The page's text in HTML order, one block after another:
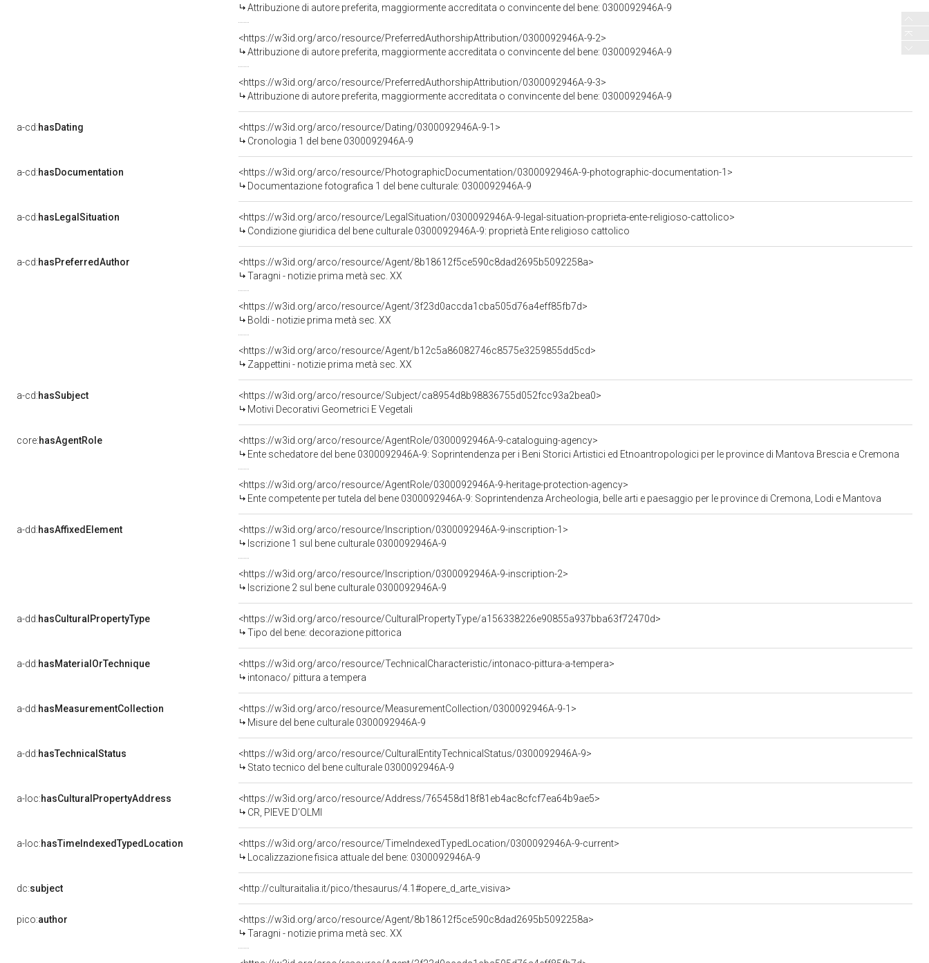
Attribuzione di autore preferita, maggiormente accreditata o convincente del bene: 0300092946A-9
<https://w3id.org/arco/resource/PreferredAuthorshipAttribution/0300092946A-9-2>
Attribuzione di autore preferita, maggiormente accreditata o convincente del bene: 0300092946A-9
<https://w3id.org/arco/resource/PreferredAuthorshipAttribution/0300092946A-9-3>
Attribuzione di autore preferita, maggiormente accreditata o convincente del bene: 0300092946A-9
a-cd:hasDating
<https://w3id.org/arco/resource/Dating/0300092946A-9-1>
Cronologia 1 del bene 0300092946A-9
a-cd:hasDocumentation
<https://w3id.org/arco/resource/PhotographicDocumentation/0300092946A-9-photographic-documentation-1>
Documentazione fotografica 1 del bene culturale: 0300092946A-9
a-cd:hasLegalSituation
<https://w3id.org/arco/resource/LegalSituation/0300092946A-9-legal-situation-proprieta-ente-religioso-cattolico>
Condizione giuridica del bene culturale 0300092946A-9: proprietà Ente religioso cattolico
a-cd:hasPreferredAuthor
<https://w3id.org/arco/resource/Agent/8b18612f5ce590c8dad2695b5092258a>
Taragni - notizie prima metà sec. XX
<https://w3id.org/arco/resource/Agent/3f23d0accda1cba505d76a4eff85fb7d>
Boldi - notizie prima metà sec. XX
<https://w3id.org/arco/resource/Agent/b12c5a86082746c8575e3259855dd5cd>
Zappettini - notizie prima metà sec. XX
a-cd:hasSubject
<https://w3id.org/arco/resource/Subject/ca8954d8b98836755d052fcc93a2bea0>
Motivi Decorativi Geometrici E Vegetali
core:hasAgentRole
<https://w3id.org/arco/resource/AgentRole/0300092946A-9-cataloguing-agency>
Ente schedatore del bene 0300092946A-9: Soprintendenza per i Beni Storici Artistici ed Etnoantropologici per le province di Mantova Brescia e Cremona
<https://w3id.org/arco/resource/AgentRole/0300092946A-9-heritage-protection-agency>
Ente competente per tutela del bene 0300092946A-9: Soprintendenza Archeologia, belle arti e paesaggio per le province di Cremona, Lodi e Mantova
a-dd:hasAffixedElement
<https://w3id.org/arco/resource/Inscription/0300092946A-9-inscription-1>
Iscrizione 1 sul bene culturale 0300092946A-9
<https://w3id.org/arco/resource/Inscription/0300092946A-9-inscription-2>
Iscrizione 2 sul bene culturale 0300092946A-9
a-dd:hasCulturalPropertyType
<https://w3id.org/arco/resource/CulturalPropertyType/a156338226e90855a937bba63f72470d>
Tipo del bene: decorazione pittorica
a-dd:hasMaterialOrTechnique
<https://w3id.org/arco/resource/TechnicalCharacteristic/intonaco-pittura-a-tempera>
intonaco/ pittura a tempera
a-dd:hasMeasurementCollection
<https://w3id.org/arco/resource/MeasurementCollection/0300092946A-9-1>
Misure del bene culturale 0300092946A-9
a-dd:hasTechnicalStatus
<https://w3id.org/arco/resource/CulturalEntityTechnicalStatus/0300092946A-9>
Stato tecnico del bene culturale 0300092946A-9
a-loc:hasCulturalPropertyAddress
<https://w3id.org/arco/resource/Address/765458d18f81eb4ac8cfcf7ea64b9ae5>
CR, PIEVE D'OLMI
a-loc:hasTimeIndexedTypedLocation
<https://w3id.org/arco/resource/TimeIndexedTypedLocation/0300092946A-9-current>
Localizzazione fisica attuale del bene: 0300092946A-9
dc:subject <http://culturaitalia.it/pico/thesaurus/4.1#opere_d_arte_visiva>
pico:author
<https://w3id.org/arco/resource/Agent/8b18612f5ce590c8dad2695b5092258a>
Taragni - notizie prima metà sec. XX